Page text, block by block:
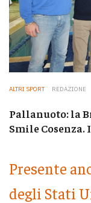
ALTRI SPORT REDAZIONE
Pallanuoto: la
Smile
Presente
degli Stati